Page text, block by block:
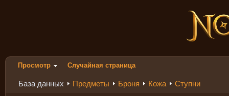
Просмотр Случайная страница
База данных Предметы Броня Кожа Ступни